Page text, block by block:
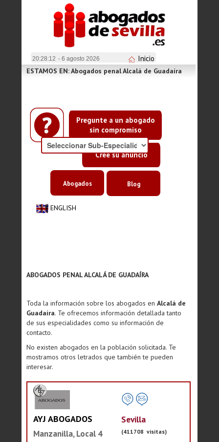
20:28:13 - 6 agosto 2026 Inicio
Pregunte a un abogado
sin compromiso
Cree su anuncio
ESTAMOS EN: Abogados penal Alcalá de Guadaíra
ENGLISH
Abogados Blog
ABOGADOS PENAL ALCALÁ DE GUADAÍRA
Toda la información sobre los abogados en Alcalá de
Guadaíra. Te ofrecemos información detallada tanto
de sus especialidades como su información de
contacto.
No existen abogados en la población solicitada. Te
mostramos otros letrados que también te pueden
interesar.
AYJ ABOGADOS
Manzanilla, Local 4
Sevilla
(411708 visitas)